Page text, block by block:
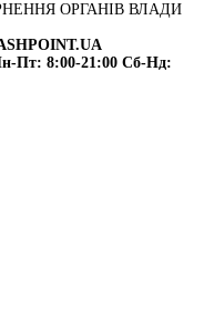
ОРГАНІВ ВЛАДИ
Пт: 8:00-21:00 Сб-Нд: